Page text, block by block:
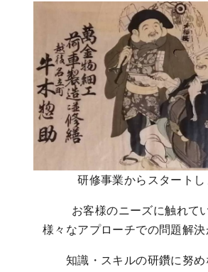
研修事業からスタートし
お客様のニーズに触れて
様々なアプローチでの問題解決
知識・スキルの研鑽に努め